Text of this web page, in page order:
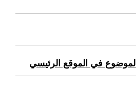
في الموقع الرئيسي